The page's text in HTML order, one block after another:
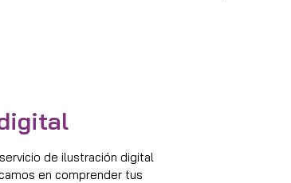
de ilustración digital
en comprender tus